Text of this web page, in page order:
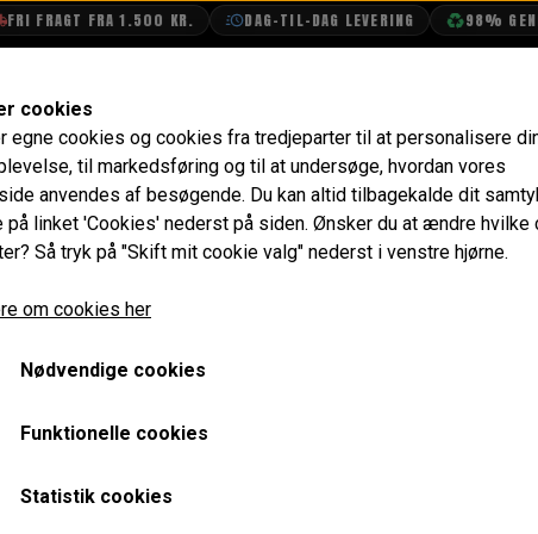
FRA 1.500 KR. DAG-TIL-DAG LEVERING 98%
Forrige side
cookies
egne cookies og cookies fra tredjeparter til at personalisere
til markedsføring og til at undersøge, hvordan vores
anvendes af besøgende. Du kan altid tilbagekalde dit
på linket 'Cookies' nederst på siden. Ønsker du at ændre hvilke
Så tryk på "Skift mit cookie valg" nederst i venstre hjørne.
om cookies her
Nødvendige cookies
Funktionelle cookies
Statistik cookies